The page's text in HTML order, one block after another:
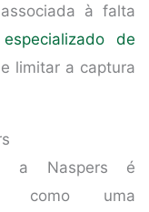
à falta
de
limitar a captura
a Naspers é
como uma